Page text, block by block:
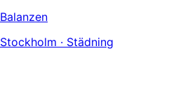
Balanzen
Stockholm · Städning